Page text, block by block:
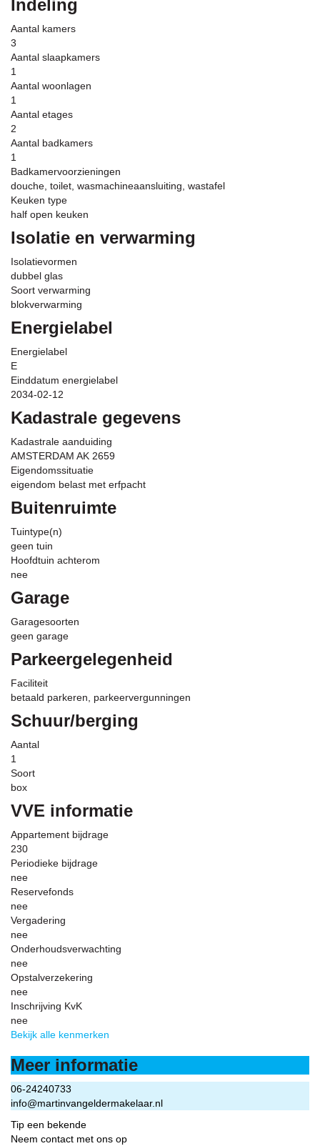
Indeling
Aantal kamers
3
Aantal slaapkamers
1
Aantal woonlagen
1
Aantal etages
2
Aantal badkamers
1
Badkamervoorzieningen
douche, toilet, wasmachineaansluiting, wastafel
Keuken type
half open keuken
Isolatie en verwarming
Isolatievormen
dubbel glas
Soort verwarming
blokverwarming
Energielabel
Energielabel
E
Einddatum energielabel
2034-02-12
Kadastrale gegevens
Kadastrale aanduiding
AMSTERDAM AK 2659
Eigendomssituatie
eigendom belast met erfpacht
Buitenruimte
Tuintype(n)
geen tuin
Hoofdtuin achterom
nee
Garage
Garagesoorten
geen garage
Parkeergelegenheid
Faciliteit
betaald parkeren, parkeervergunningen
Schuur/berging
Aantal
1
Soort
box
VVE informatie
Appartement bijdrage
230
Periodieke bijdrage
nee
Reservefonds
nee
Vergadering
nee
Onderhoudsverwachting
nee
Opstalverzekering
nee
Inschrijving KvK
nee
Bekijk alle kenmerken
Meer informatie
06-24240733
info@martinvangeldermakelaar.nl
Tip een bekende
Neem contact met ons op